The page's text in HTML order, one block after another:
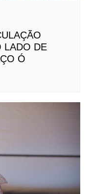
LADO DE
Ó